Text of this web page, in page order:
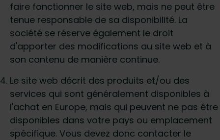
faire fonctionner le site web, mais ne peut être
tenue responsable de sa disponibilité. La
société se réserve également le droit
d'apporter des modifications au site web et à
son contenu de manière continue.
Le site web décrit des produits et/ou des
services qui sont généralement disponibles à
l'achat en Europe, mais qui peuvent ne pas être
disponibles dans votre pays ou emplacement
spécifique. Vous devez donc contacter le